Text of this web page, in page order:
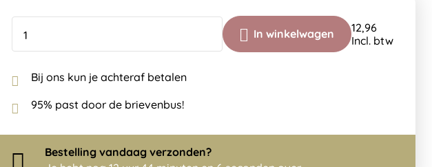
In winkelwagen
Bij ons kun je achteraf betalen
95% past door de brievenbus!
Je hebt nog
12 uur 44 minuten en 5 seconden over